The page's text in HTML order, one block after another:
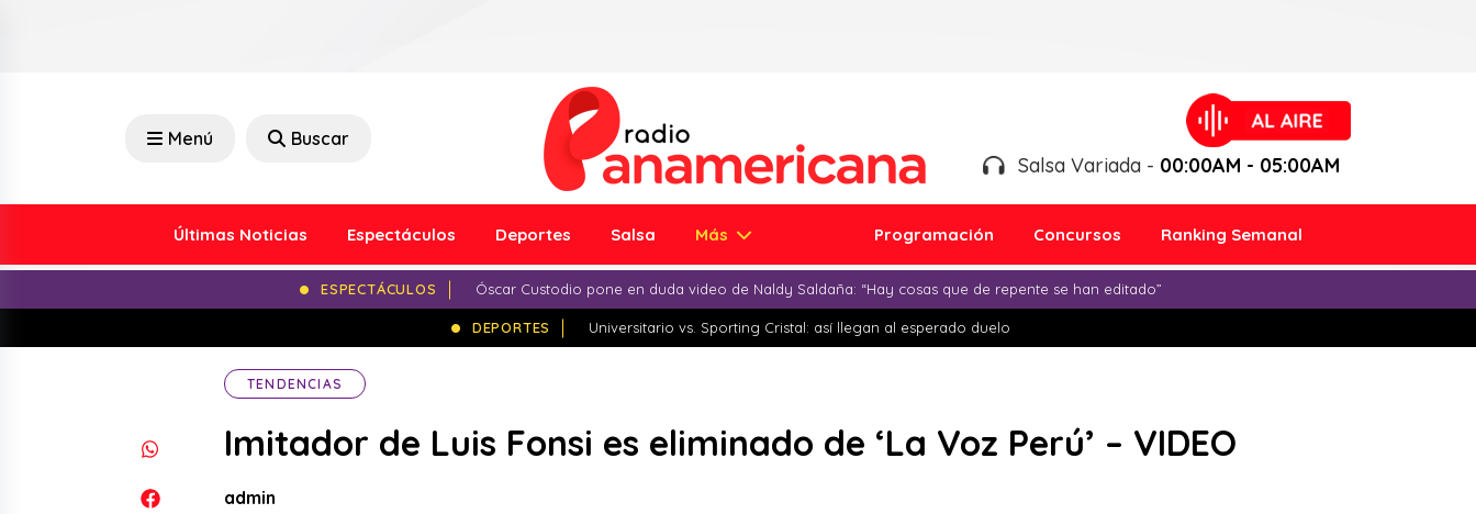
Menú Buscar
Salsa Variada - 00:00AM - 05:00AM
Últimas Noticias Espectáculos Deportes Salsa Más Programación Concursos Ranking Semanal
ESPECTÁCULOS Óscar Custodio pone en duda video de Naldy Saldaña: “Hay cosas que de repente se han editado”
DEPORTES Universitario vs. Sporting Cristal: así llegan al esperado duelo
TENDENCIAS
Imitador de Luis Fonsi es eliminado de ‘La Voz Perú’ – VIDEO
admin